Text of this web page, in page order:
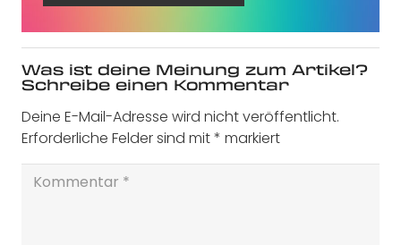
Was ist deine Meinung zum Artikel?
Schreibe einen Kommentar
Deine E-Mail-Adresse wird nicht veröffentlicht.
Erforderliche Felder sind mit* markiert